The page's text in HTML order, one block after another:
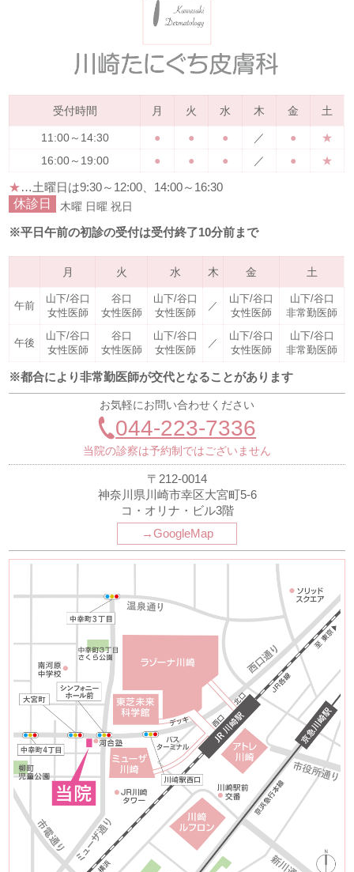
受付時間 月 火 水 木 金 土
11:00～14:30 ● ● ● ／ ●
★
16:00～19:00
● ● ● ／ ● ★
★…土曜日は9:30～12:00、14:00～16:30
休診日
木曜 日曜 祝日
※平日午前の初診の受付は受付終了10分前まで
月 火 水 木 金 土
午前
山下/谷口
女性医師
谷口
女性医師
山下/谷口
女性医師
／
山下/谷口
女性医師
山下/谷口
非常勤医師
午後
山下/谷口
女性医師
谷口
女性医師
山下/谷口
女性医師
／
山下/谷口
女性医師
山下/谷口
非常勤医師
※都合により非常勤医師が交代となることがあります
お気軽にお問い合わせください
044-223-7336
当院の診察は予約制ではございません
〒212-0014
神奈川県川崎市幸区大宮町5-6
コ・オリナ・ビル3階
→GoogleMap